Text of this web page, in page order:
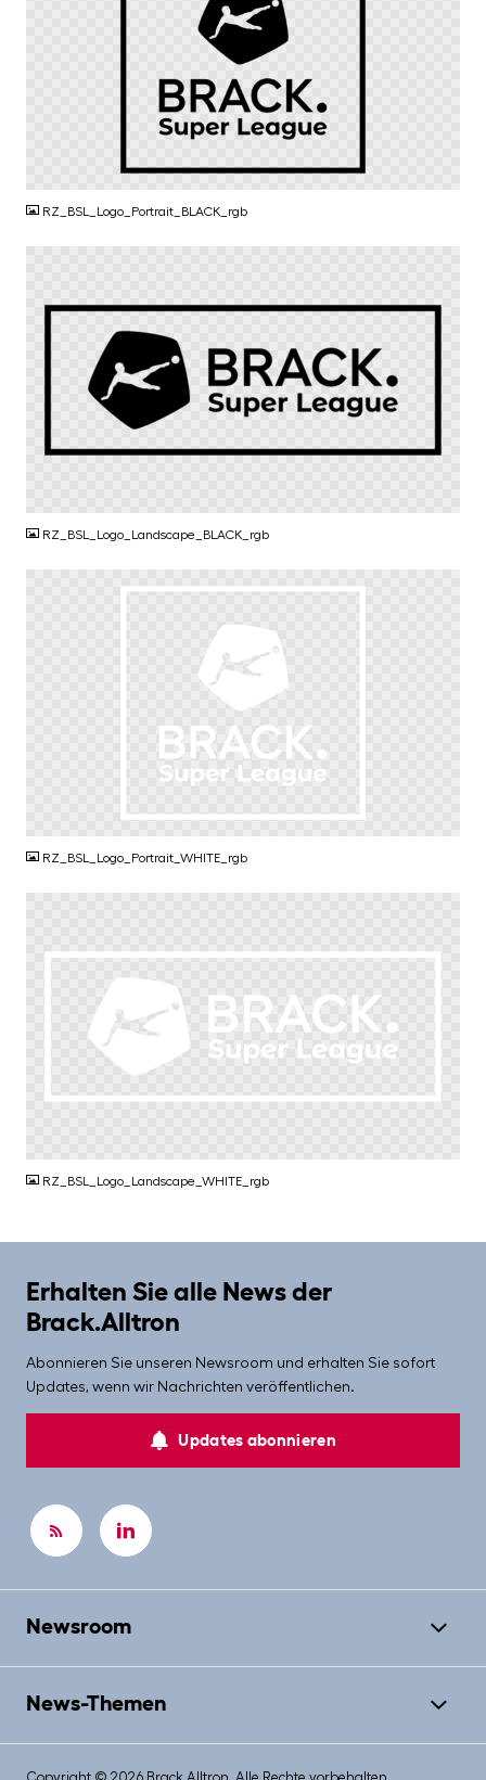
RZ_BSL_Logo_Portrait_BLACK_rgb
RZ_BSL_Logo_Landscape_BLACK_rgb
RZ_BSL_Logo_Portrait_WHITE_rgb
RZ_BSL_Logo_Landscape_WHITE_rgb
Erhalten Sie alle News der
Brack.Alltron
Abonnieren Sie unseren Newsroom und erhalten Sie sofort
Updates, wenn wir Nachrichten veröffentlichen.
Updates abonnieren
Newsroom
News-Themen